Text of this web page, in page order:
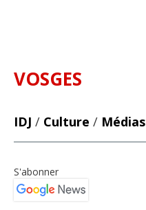
VOSGES
IDJ / Culture / Médias
S'abonner